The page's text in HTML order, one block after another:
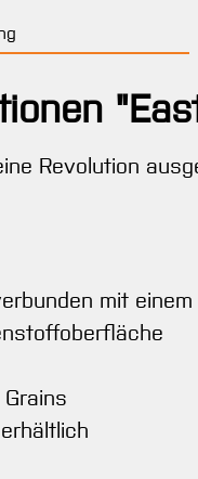
Revolution
mit